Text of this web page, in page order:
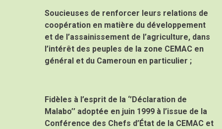
Soucieuses de renforcer leurs relations de
coopération en matière du développement
et de l’assainissement de l’agriculture, dans
l’intérêt des peuples de la zone CEMAC en
général et du Cameroun en particulier ;
Fidèles à l’esprit de la ‘’Déclaration de
Malabo’’ adoptée en juin 1999 à l’issue de la
Conférence des Chefs d’État de la CEMAC et